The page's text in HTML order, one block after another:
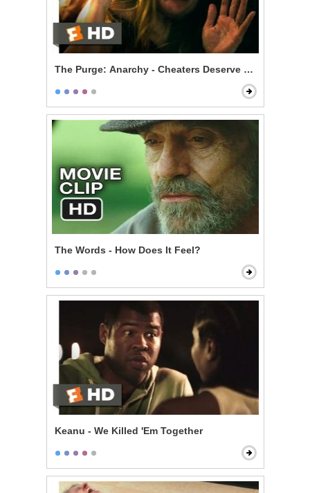
The Purge: Anarchy - Cheaters Deserve to Die
The Words - How Does It Feel?
Keanu - We Killed 'Em Together